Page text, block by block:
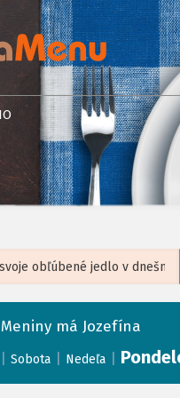
, Tiles courtesy ofHumanitarian
Meniny má Jozefína
Sobota Nedeľa